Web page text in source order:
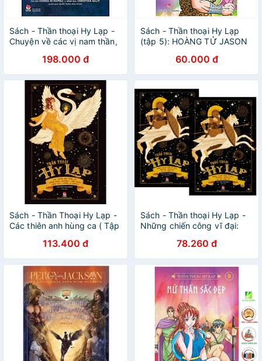
Sách - Thần thoại Hy Lạp -
Chuyện về các vị nam thần,
198.000 đ
Sách - Thần thoại Hy Lạp
(tập 5): HOÀNG TỬ JASON
60.000 đ
Sách - Thần Thoại Hy Lạp -
Các thiên anh hùng ca ( Tập
113.400 đ
Sách - Thần thoại Hy Lạp -
Những chiến công vĩ đại:
78.260 đ